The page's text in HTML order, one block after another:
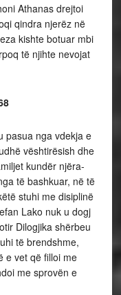
Athanas drejtoi
qindra njerëz në
kishte botuar mbi
të njihte nevojat
pasua nga vdekja e
vështirësish dhe
kundër njëra-
të bashkuar, në të
stuhi me disiplinë
Lako nuk u dogj
Dilogjika shërbeu
të brendshme,
e vet që filloi me
me sprovën e